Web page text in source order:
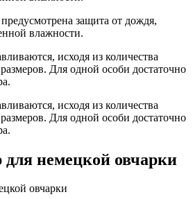
защита от дождя,
влажности.
исходя из количества
Для одной особи достаточно
исходя из количества
Для одной особи достаточно
немецкой овчарки
овчарки